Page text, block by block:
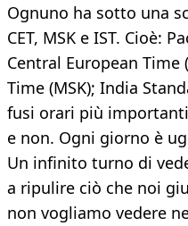
Ognuno ha sotto una
CET, MSK e IST. Cioè:
Central European Time
Time (MSK); India
fusi orari più
e non. Ogni giorno è
Un infinito turno di
a ripulire ciò che noi
non vogliamo vedere